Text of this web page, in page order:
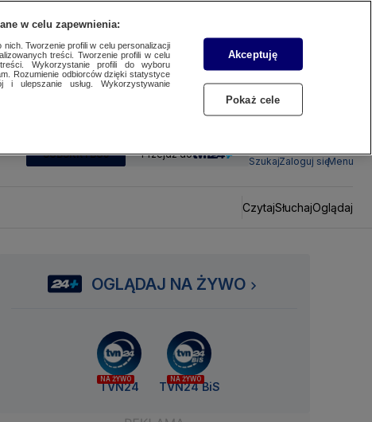
SUBSKRYBUJ Przejdź do
SzukajZaloguj sięMenu
CzytajSłuchajOglądaj
OGLĄDAJ NA ŻYWO
NA ŻYWO
TVN24
NA ŻYWO
TVN24 BiS
w celu zapewnienia:
Tworzenie profili w celu personalizacji
treści. Tworzenie profili w celu
Wykorzystanie profili do wyboru
Rozumienie odbiorców dzięki statystyce
ulepszanie usług. Wykorzystywanie
Akceptuję
Pokaż cele